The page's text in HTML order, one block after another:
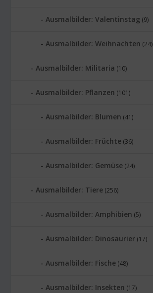
Ausmalbilder: Valentinstag (9)
Ausmalbilder: Weihnachten (24)
Ausmalbilder: Militaria (10)
Ausmalbilder: Pflanzen (101)
Ausmalbilder: Blumen (41)
Ausmalbilder: Früchte (36)
Ausmalbilder: Gemüse (24)
Ausmalbilder: Tiere (256)
Ausmalbilder: Amphibien (5)
Ausmalbilder: Dinosaurier (17)
Ausmalbilder: Fische (48)
Ausmalbilder: Insekten (17)